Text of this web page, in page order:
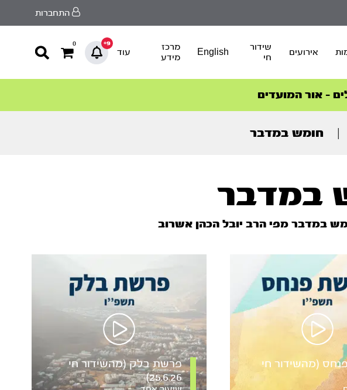
התחברות
אירועים
שידור
חי
English
מרכז
מידע
עוד
9+
0
המלך
– אור המועדים
>המלך
חומש במדבר
במדבר
במדבר מפי הרב יובל הכהן אשרוב
(מהשידור חי
פרשת בלק (מהשידור חי
25.6.26)